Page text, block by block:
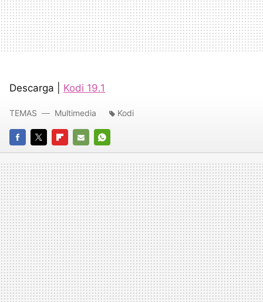
Descarga | Kodi 19.1
FACEBOOK
TWITTERFLIPBOARD
E-
MAIL
WHATSAPP
TEMAS Multimedia Kodi